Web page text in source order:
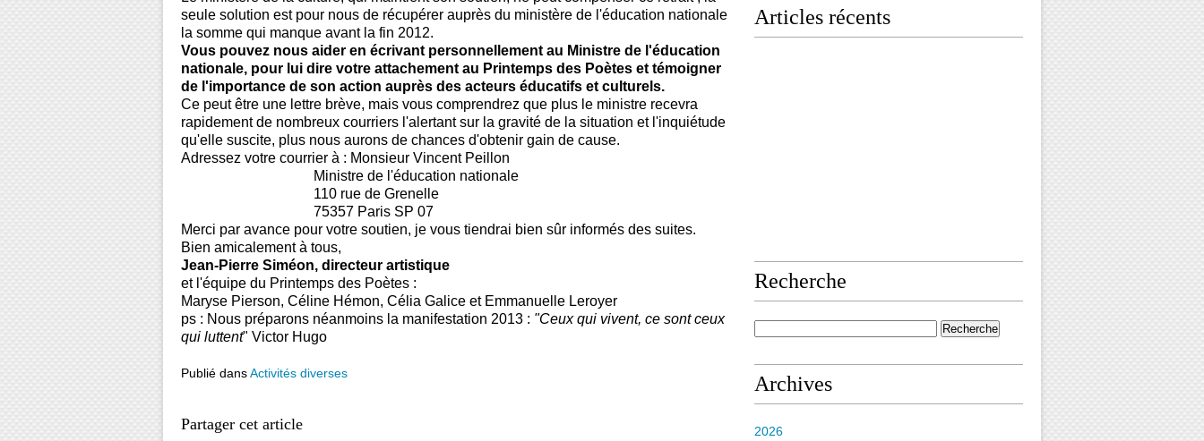
seule solution est pour nous de récupérer auprès du ministère de l'éducation nationale
la somme qui manque avant la fin 2012.
Vous pouvez nous aider en écrivant personnellement au Ministre de l'éducation
nationale, pour lui dire votre attachement au Printemps des Poètes et témoigner
de l'importance de son action auprès des acteurs éducatifs et culturels.
Ce peut être une lettre brève, mais vous comprendrez que plus le ministre recevra
rapidement de nombreux courriers l'alertant sur la gravité de la situation et l'inquiétude
qu'elle suscite, plus nous aurons de chances d'obtenir gain de cause.
Adressez votre courrier à : Monsieur Vincent Peillon
Ministre de l'éducation nationale
110 rue de Grenelle
75357 Paris SP 07
Merci par avance pour votre soutien, je vous tiendrai bien sûr informés des suites.
Bien amicalement à tous,
Jean-Pierre Siméon, directeur artistique
et l'équipe du Printemps des Poètes :
Maryse Pierson, Céline Hémon, Célia Galice et Emmanuelle Leroyer
ps : Nous préparons néanmoins la manifestation 2013 : "Ceux qui vivent, ce sont ceux
qui luttent" Victor Hugo
Publié dansActivités diverses
Partager cet article
Articles récents
Recherche
Archives
2026